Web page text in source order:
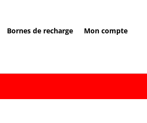
Bornes de recharge Mon compte